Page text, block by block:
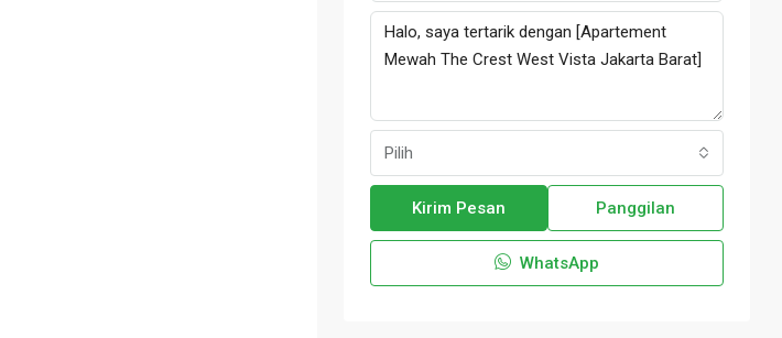
Pilih
Kirim Pesan Panggilan
WhatsApp